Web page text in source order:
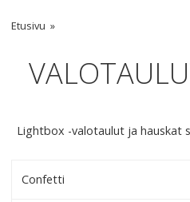
Etusivu
Lightbox -valotaulut ja hauskat
Confetti